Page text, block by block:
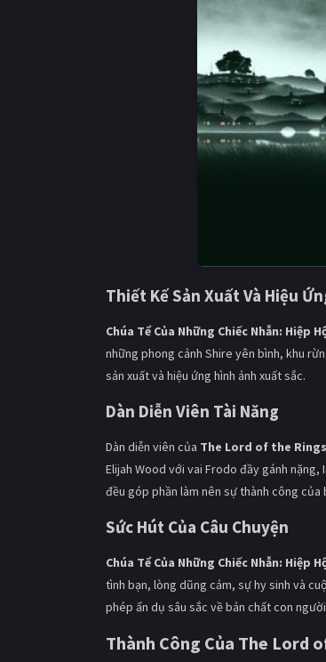
Thiết Kế Sản Xuất Và Hiệu
Chúa Tể Của Những Chiếc Nhẫn: Hiệp
những phong cảnh Shire yên bình, khu
sản xuất và hiệu ứng hình ảnh xuất sắc.
Dàn Diễn Viên Tài Năng
Dàn diễn viên của The Lord of the
Elijah Wood với vai Frodo đầy gánh
đều góp phần làm nên sự thành công của
Sức Hút Của Câu Chuyện
Chúa Tể Của Những Chiếc Nhẫn: Hiệp
tình bạn, lòng dũng cảm, sự hy sinh và
phép ẩn dụ sâu sắc về bản chất con
Thành Công Của The Lord